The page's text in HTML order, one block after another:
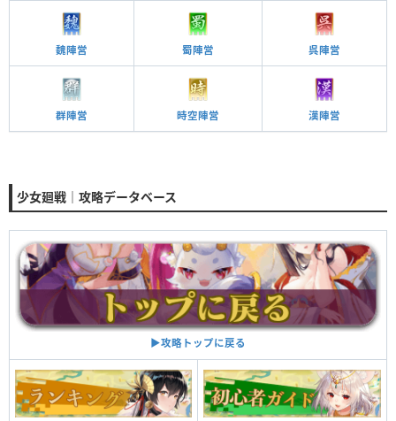
魏陣営 蜀陣営 呉陣営
群陣営 時空陣営 漢陣営
少女廻戦｜攻略データベース
▶︎攻略トップに戻る